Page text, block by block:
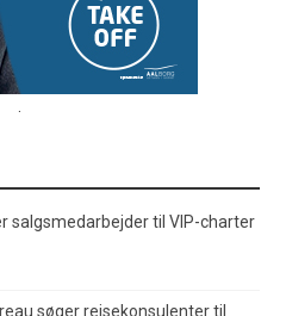
salgsmedarbejder til VIP-charter
søger rejsekonsulenter til